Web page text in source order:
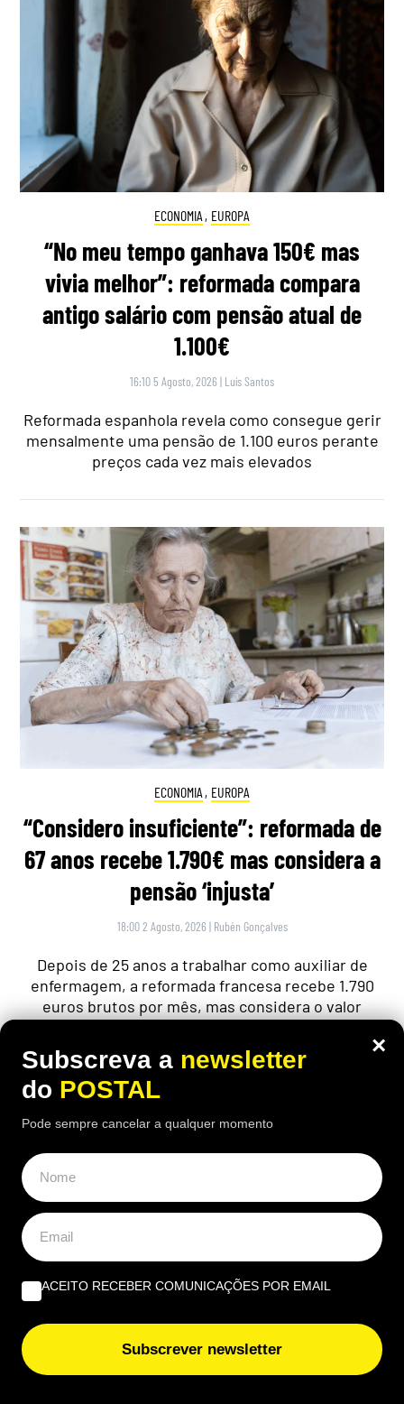
ECONOMIA , EUROPA
“No meu tempo ganhava 150€ mas
vivia melhor”: reformada compara
antigo salário com pensão atual de
1.100€
16:10 5 Agosto, 2026 | Luís Santos
Reformada espanhola revela como consegue gerir
mensalmente uma pensão de 1.100 euros perante
preços cada vez mais elevados
ECONOMIA , EUROPA
“Considero insuficiente”: reformada de
67 anos recebe 1.790€ mas considera a
pensão ‘injusta’
18:00 2 Agosto, 2026 | Rubén Gonçalves
Depois de 25 anos a trabalhar como auxiliar de
enfermagem, a reformada francesa recebe 1.790
euros brutos por mês, mas considera o valor
CIÊNCIA, NACIONAL
×
Subscreva a newsletter
do POSTAL
Pode sempre cancelar a qualquer momento
ACEITO RECEBER COMUNICAÇÕES POR EMAIL
Subscrever newsletter